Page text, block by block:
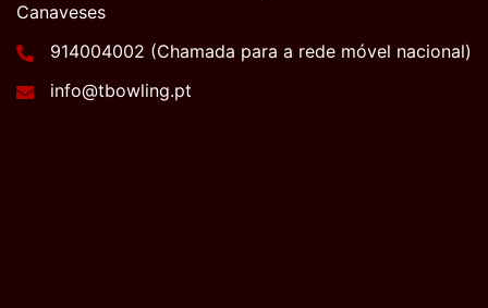
Canaveses
914004002 (Chamada para a rede móvel nacional)
info@tbowling.pt